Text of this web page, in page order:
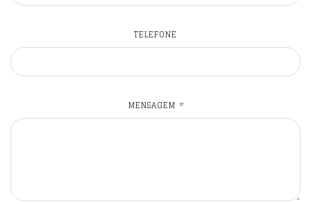
TELEFONE
MENSAGEM *